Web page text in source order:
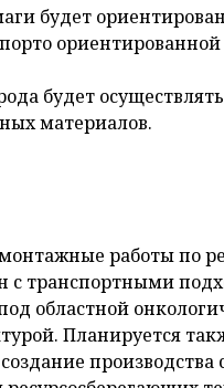
будет
будет
материалов.
работы по
транспортными
областной
Планируется